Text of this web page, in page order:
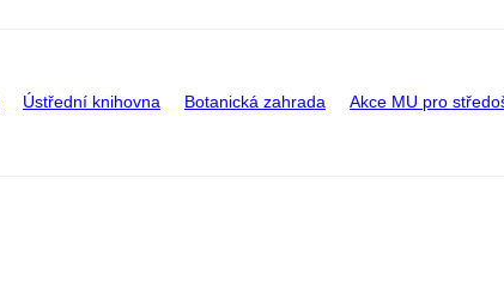
Ústřední knihovna Botanická zahrada Akce MU pro